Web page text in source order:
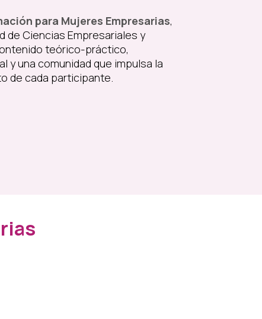
para Mujeres Empresarias,
de Ciencias Empresariales y
teórico-práctico,
y una comunidad que impulsa la
de cada participante.